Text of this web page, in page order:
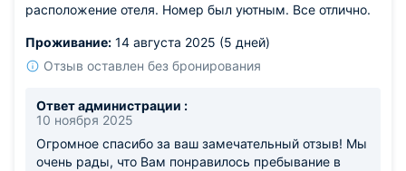
расположение отеля. Номер был уютным. Все отлично.
Проживание: 14 августа 2025 (5 дней)
Отзыв оставлен без бронирования
Ответ администрации :
10 ноября 2025
Огромное спасибо за ваш замечательный отзыв! Мы
очень рады, что Вам понравилось пребывание в